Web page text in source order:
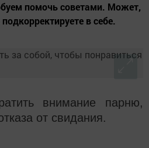
помочь советами. Может,
в себе.
внимание парню,
от свидания.